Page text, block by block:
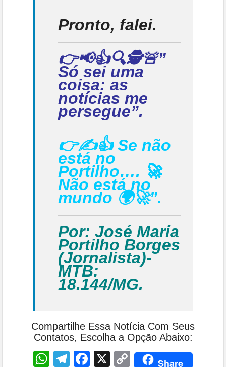
Pronto, falei.
👉📢👍🔍🕵🚨”
Só sei uma
coisa: as
notícias me
persegue”.
👉✍👍 Se não
está no
Portilho…. 🚀
Não está no
mundo 🌍🚀”.
Por: José Maria
Portilho Borges
(Jornalista)-
MTB:
18.144/MG.
Compartilhe Essa Notícia Com Seus
Contatos, Escolha a Opção Abaixo:
WhatsApp
Telegram
Facebook
X CopyShare